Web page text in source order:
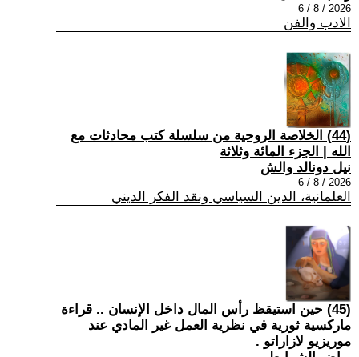
2026 / 8 / 6
الادب والفن
(44) الخلاصة الروحية من سلسلة كتب محادثات مع
الله | الجزء المائة وثلاثة
نيل دونالد والش
2026 / 8 / 6
العلمانية، الدين السياسي ونقد الفكر الديني
(45) حين استيقظ رأس المال داخل الإنسان .. قراءة
ماركسية ثورية في نظرية العمل غير المادي عند
موريزيو لازاراتو .